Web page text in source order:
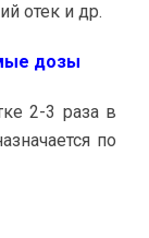
отек и др.
дозы
2-3 раза в
по